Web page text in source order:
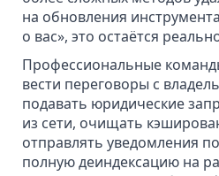
на обновления
о вас», это остаётся
Профессиональные
вести переговоры с
подавать юридические
из сети, очищать
отправлять уведомления
полную деиндексацию на